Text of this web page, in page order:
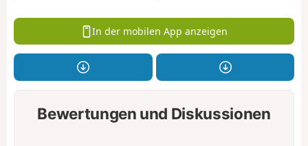
In der mobilen App anzeigen
Bewertungen und Diskussionen